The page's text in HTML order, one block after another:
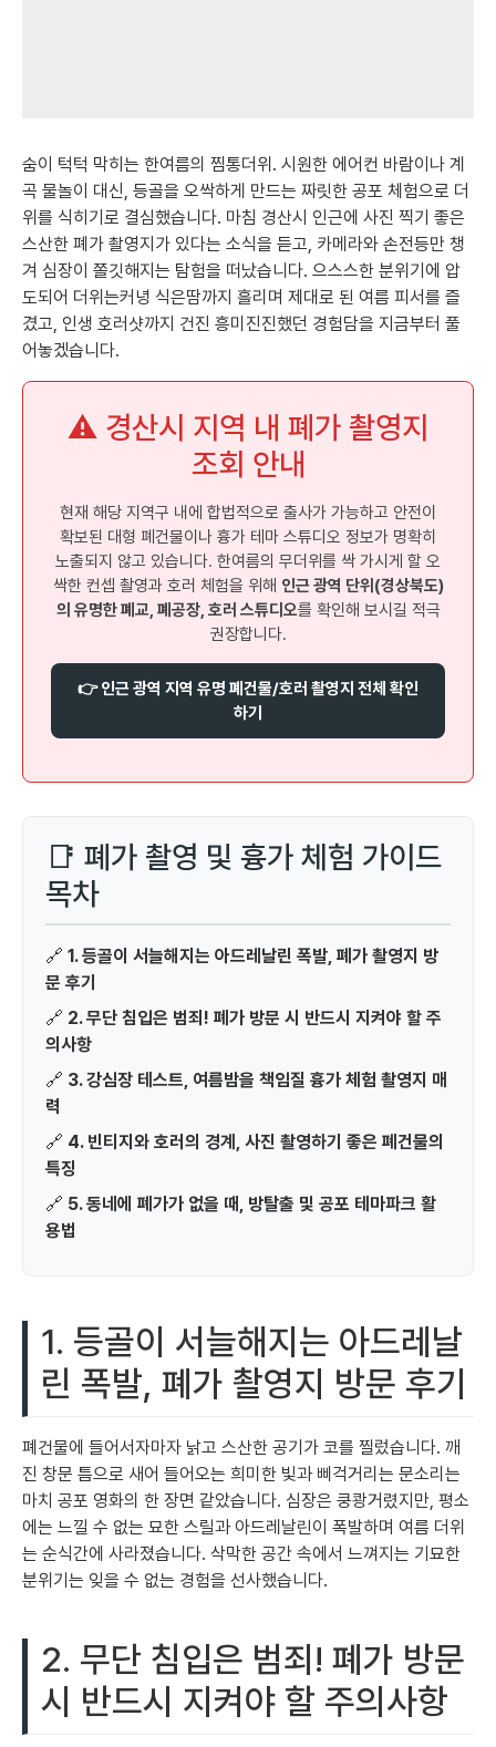
숨이 턱턱 막히는 한여름의 찜통더위. 시원한 에어컨 바람이나 계
곡 물놀이 대신, 등골을 오싹하게 만드는 짜릿한 공포 체험으로 더
위를 식히기로 결심했습니다. 마침 경산시 인근에 사진 찍기 좋은
스산한 폐가 촬영지가 있다는 소식을 듣고, 카메라와 손전등만 챙
겨 심장이 쫄깃해지는 탐험을 떠났습니다. 으스스한 분위기에 압
도되어 더위는커녕 식은땀까지 흘리며 제대로 된 여름 피서를 즐
겼고, 인생 호러샷까지 건진 흥미진진했던 경험담을 지금부터 풀
어놓겠습니다.
⚠️ 경산시 지역 내 폐가 촬영지
조회 안내
현재 해당 지역구 내에 합법적으로 출사가 가능하고 안전이
확보된 대형 폐건물이나 흉가 테마 스튜디오 정보가 명확히
노출되지 않고 있습니다. 한여름의 무더위를 싹 가시게 할 오
싹한 컨셉 촬영과 호러 체험을 위해 인근 광역 단위(경상북도)
의 유명한 폐교, 폐공장, 호러 스튜디오를 확인해 보시길 적극
권장합니다.
👉 인근 광역 지역 유명 폐건물/호러 촬영지 전체 확인
하기
📑 폐가 촬영 및 흉가 체험 가이드
목차
🔗 1. 등골이 서늘해지는 아드레날린 폭발, 폐가 촬영지 방
문 후기
🔗 2. 무단 침입은 범죄! 폐가 방문 시 반드시 지켜야 할 주
의사항
🔗 3. 강심장 테스트, 여름밤을 책임질 흉가 체험 촬영지 매
력
🔗 4. 빈티지와 호러의 경계, 사진 촬영하기 좋은 폐건물의
특징
🔗 5. 동네에 폐가가 없을 때, 방탈출 및 공포 테마파크 활
용법
1. 등골이 서늘해지는 아드레날
린 폭발, 폐가 촬영지 방문 후기
폐건물에 들어서자마자 낡고 스산한 공기가 코를 찔렀습니다. 깨
진 창문 틈으로 새어 들어오는 희미한 빛과 삐걱거리는 문소리는
마치 공포 영화의 한 장면 같았습니다. 심장은 쿵쾅거렸지만, 평소
에는 느낄 수 없는 묘한 스릴과 아드레날린이 폭발하며 여름 더위
는 순식간에 사라졌습니다. 삭막한 공간 속에서 느껴지는 기묘한
분위기는 잊을 수 없는 경험을 선사했습니다.
2. 무단 침입은 범죄! 폐가 방문
시 반드시 지켜야 할 주의사항